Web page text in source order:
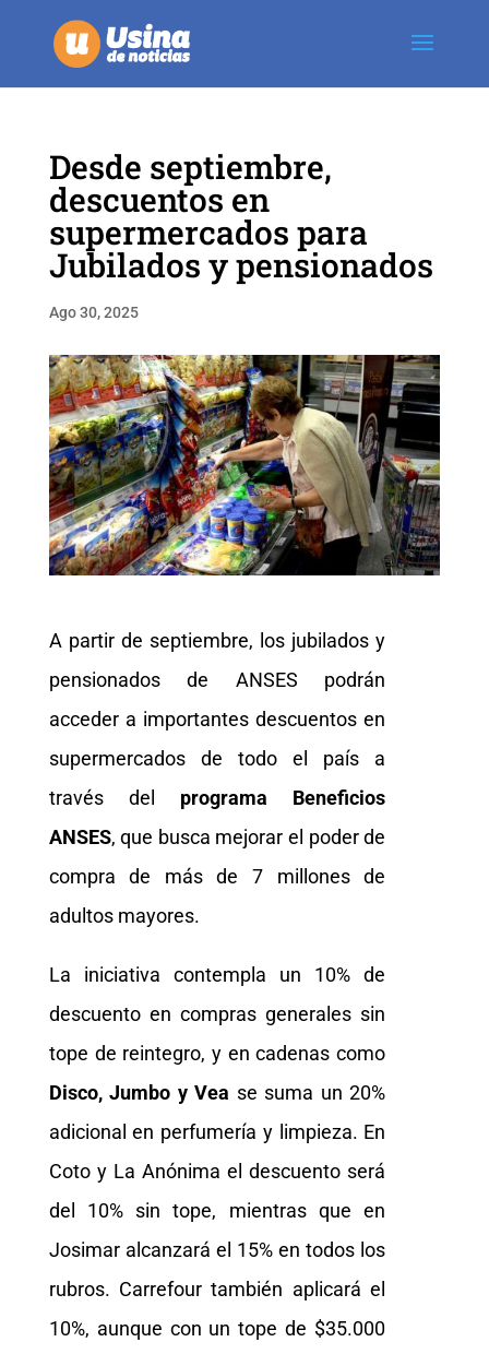
Desde septiembre,
descuentos en
supermercados para
Jubilados y pensionados
Ago 30, 2025
A partir de septiembre, los jubilados y
pensionados de ANSES podrán
acceder a importantes descuentos en
supermercados de todo el país a
través del programa Beneficios
ANSES, que busca mejorar el poder de
compra de más de 7 millones de
adultos mayores.
La iniciativa contempla un 10% de
descuento en compras generales sin
tope de reintegro, y en cadenas como
Disco, Jumbo y Vea se suma un 20%
adicional en perfumería y limpieza. En
Coto y La Anónima el descuento será
del 10% sin tope, mientras que en
Josimar alcanzará el 15% en todos los
rubros. Carrefour también aplicará el
10%, aunque con un tope de $35.000